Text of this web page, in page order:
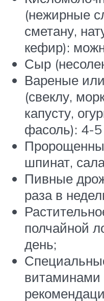
(нежирные
сметану,
кефир):
Сыр
Вареные
(свеклу,
капусту,
фасоль): 4-
шпинат,
Пивные
раза в
полчайной
день;